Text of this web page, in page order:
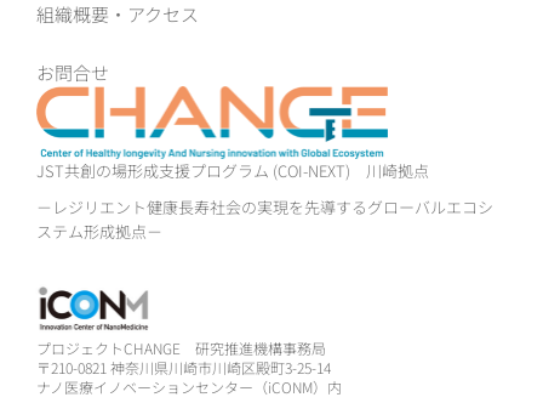
JST共創の場形成支援プログラム (COI-NEXT) 川崎拠点
－レジリエント健康長寿社会の実現を先導するグローバルエコシ
ステム形成拠点－
組織概要‧アクセス
お問合せ
プロジェクトCHANGE 研究推進機構事務局
〒210-0821 神奈川県川崎市川崎区殿町3-25-14
ナノ医療イノベーションセンター（iCONM）内